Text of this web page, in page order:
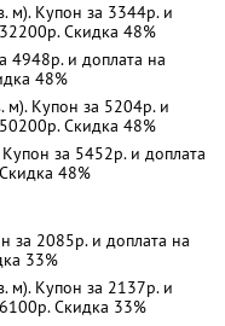
Купон за 3344р. и
Скидка 48%
и доплата на
48%
Купон за 5204р. и
Скидка 48%
за 5452р. и доплата
48%
2085р. и доплата на
33%
Купон за 2137р. и
Скидка 33%